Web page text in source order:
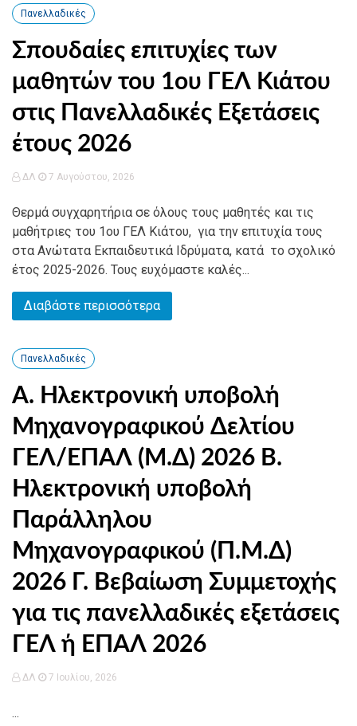
Πανελλαδικές
Σπουδαίες επιτυχίες των
μαθητών του 1ου ΓΕΛ Κιάτου
στις Πανελλαδικές Εξετάσεις
έτους 2026
ΔΛ 7 Αυγούστου, 2026
Θερμά συγχαρητήρια σε όλους τους μαθητές και τις
μαθήτριες του 1ου ΓΕΛ Κιάτου, για την επιτυχία τους
στα Ανώτατα Εκπαιδευτικά Ιδρύματα, κατά το σχολικό
έτος 2025-2026. Τους ευχόμαστε καλές...
Διαβάστε περισσότερα
Πανελλαδικές
Α. Ηλεκτρονική υποβολή
Μηχανογραφικού Δελτίου
ΓΕΛ/ΕΠΑΛ (Μ.Δ) 2026 Β.
Ηλεκτρονική υποβολή
Παράλληλου
Μηχανογραφικού (Π.Μ.Δ)
2026 Γ. Βεβαίωση Συμμετοχής
για τις πανελλαδικές εξετάσεις
ΓΕΛ ή ΕΠΑΛ 2026
ΔΛ 7 Ιουλίου, 2026
...